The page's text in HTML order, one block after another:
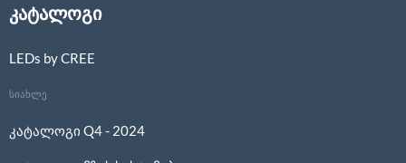
კატალოგი
LEDs by CREE
სიახლე
კატალოგი Q4 - 2024